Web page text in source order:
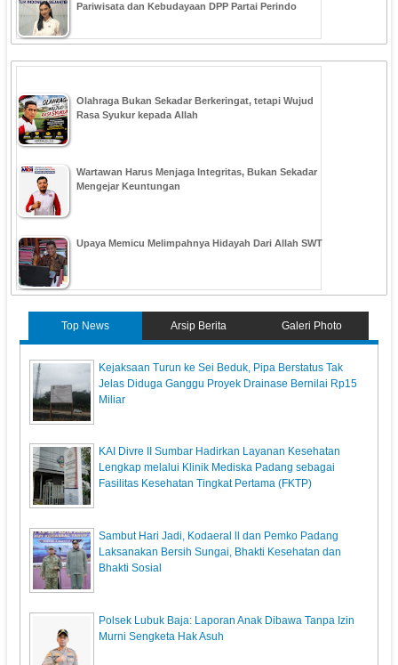
Pariwisata dan Kebudayaan DPP Partai Perindo
Olahraga Bukan Sekadar Berkeringat, tetapi Wujud
Rasa Syukur kepada Allah
Wartawan Harus Menjaga Integritas, Bukan Sekadar
Mengejar Keuntungan
Upaya Memicu Melimpahnya Hidayah Dari Allah SWT
Top News Arsip Berita Galeri Photo
Kejaksaan Turun ke Sei Beduk, Pipa Berstatus Tak
Jelas Diduga Ganggu Proyek Drainase Bernilai Rp15
Miliar
KAI Divre II Sumbar Hadirkan Layanan Kesehatan
Lengkap melalui Klinik Mediska Padang sebagai
Fasilitas Kesehatan Tingkat Pertama (FKTP)
Sambut Hari Jadi, Kodaeral ll dan Pemko Padang
Laksanakan Bersih Sungai, Bhakti Kesehatan dan
Bhakti Sosial
Polsek Lubuk Baja: Laporan Anak Dibawa Tanpa Izin
Murni Sengketa Hak Asuh